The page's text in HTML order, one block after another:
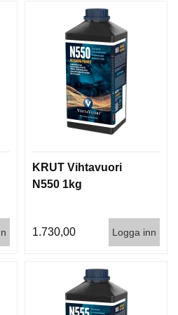
KRUT Vihtavuori
N550 1kg
1.730,00 Logga inn